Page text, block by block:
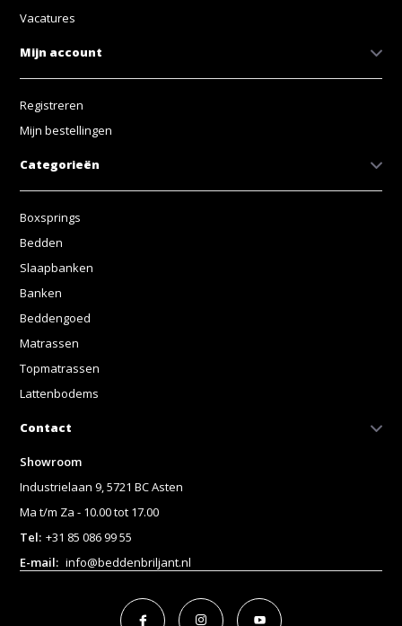
Vacatures
Mijn account
Registreren
Mijn bestellingen
Categorieën
Boxsprings
Bedden
Slaapbanken
Banken
Beddengoed
Matrassen
Topmatrassen
Lattenbodems
Contact
Showroom
Industrielaan 9, 5721 BC Asten
Ma t/m Za - 10.00 tot 17.00
Tel: +31 85 086 99 55
E-mail: info@beddenbriljant.nl